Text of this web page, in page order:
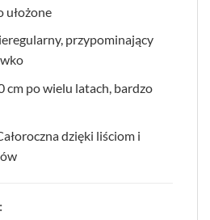
ułożone
przypominający
cm po wielu latach, bardzo
dzięki liściom i